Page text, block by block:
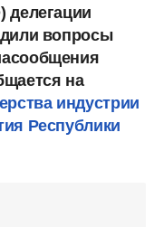
делегации
вопросы
на
индустрии
Республики